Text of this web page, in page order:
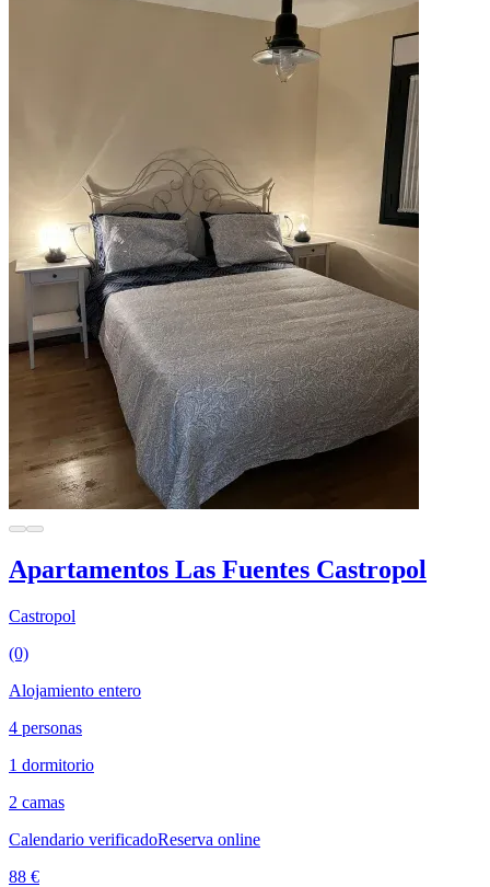
Apartamentos Las Fuentes Castropol
Castropol
(0)
Alojamiento entero
4 personas
1 dormitorio
2 camas
Calendario verificadoReserva online
88 €